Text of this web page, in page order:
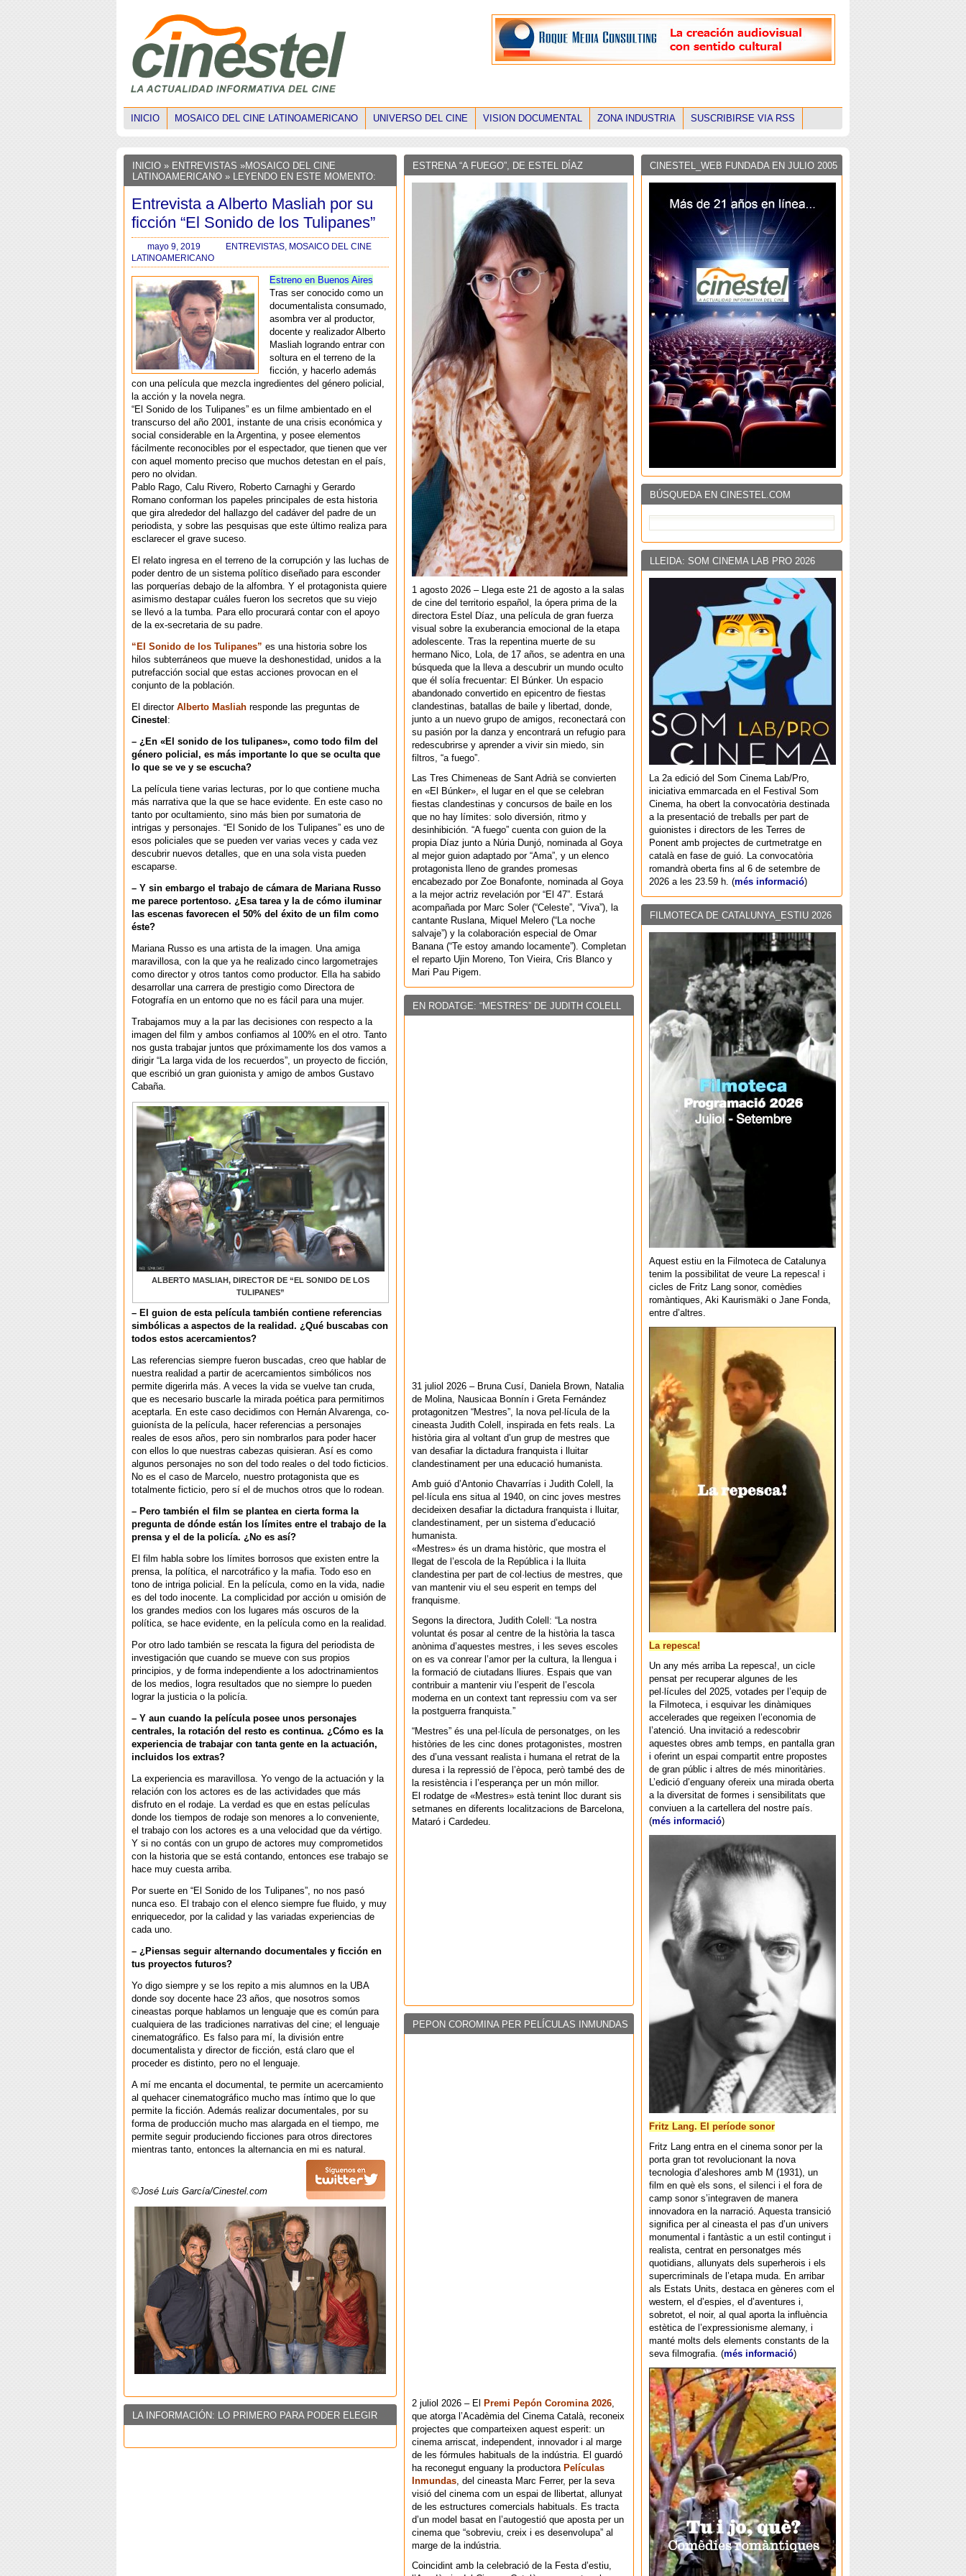
INICIO MOSAICO DEL CINE LATINOAMERICANO UNIVERSO DEL CINE VISION DOCUMENTAL ZONA INDUSTRIA SUSCRIBIRSE VIA RSS
INICIO » ENTREVISTAS »MOSAICO DEL CINE
LATINOAMERICANO » LEYENDO EN ESTE MOMENTO:
Entrevista a Alberto Masliah por su
ficción “El Sonido de los Tulipanes”
mayo 9, 2019 ENTREVISTAS MOSAICO DEL CINE
LATINOAMERICANO
Estreno en Buenos Aires
Tras ser conocido como un
documentalista consumado,
asombra ver al productor,
docente y realizador Alberto
Masliah logrando entrar con
soltura en el terreno de la
ficción, y hacerlo además
con una película que mezcla ingredientes del género policial,
la acción y la novela negra.
“El Sonido de los Tulipanes” es un filme ambientado en el
transcurso del año 2001, instante de una crisis económica y
social considerable en la Argentina, y posee elementos
fácilmente reconocibles por el espectador, que tienen que ver
con aquel momento preciso que muchos detestan en el país,
pero no olvidan.
Pablo Rago, Calu Rivero, Roberto Carnaghi y Gerardo
Romano conforman los papeles principales de esta historia
que gira alrededor del hallazgo del cadáver del padre de un
periodista, y sobre las pesquisas que este último realiza para
esclarecer el grave suceso.
El relato ingresa en el terreno de la corrupción y las luchas de
poder dentro de un sistema político diseñado para esconder
las porquerías debajo de la alfombra. Y el protagonista quiere
asimismo destapar cuáles fueron los secretos que su viejo
se llevó a la tumba. Para ello procurará contar con el apoyo
de la ex-secretaria de su padre.
“El Sonido de los Tulipanes” es una historia sobre los
hilos subterráneos que mueve la deshonestidad, unidos a la
putrefacción social que estas acciones provocan en el
conjunto de la población.
El director Alberto Masliah responde las preguntas de
Cinestel :
– ¿En «El sonido de los tulipanes», como todo film del
género policial, es más importante lo que se oculta que
lo que se ve y se escucha?
La película tiene varias lecturas, por lo que contiene mucha
más narrativa que la que se hace evidente. En este caso no
tanto por ocultamiento, sino más bien por sumatoria de
intrigas y personajes. “El Sonido de los Tulipanes” es uno de
esos policiales que se pueden ver varias veces y cada vez
descubrir nuevos detalles, que en una sola vista pueden
escaparse.
– Y sin embargo el trabajo de cámara de Mariana Russo
me parece portentoso. ¿Esa tarea y la de cómo iluminar
las escenas favorecen el 50% del éxito de un film como
éste?
Mariana Russo es una artista de la imagen. Una amiga
maravillosa, con la que ya he realizado cinco largometrajes
como director y otros tantos como productor. Ella ha sabido
desarrollar una carrera de prestigio como Directora de
Fotografía en un entorno que no es fácil para una mujer.
Trabajamos muy a la par las decisiones con respecto a la
imagen del film y ambos confiamos al 100% en el otro. Tanto
nos gusta trabajar juntos que próximamente los dos vamos a
dirigir “La larga vida de los recuerdos”, un proyecto de ficción,
que escribió un gran guionista y amigo de ambos Gustavo
Cabaña.
ALBERTO MASLIAH, DIRECTOR DE “EL SONIDO DE LOS
TULIPANES”
– El guion de esta película también contiene referencias
simbólicas a aspectos de la realidad. ¿Qué buscabas con
todos estos acercamientos?
Las referencias siempre fueron buscadas, creo que hablar de
nuestra realidad a partir de acercamientos simbólicos nos
permite digerirla más. A veces la vida se vuelve tan cruda,
que es necesario buscarle la mirada poética para permitirnos
aceptarla. En este caso decidimos con Hernán Alvarenga, co-
guionísta de la película, hacer referencias a personajes
reales de esos años, pero sin nombrarlos para poder hacer
con ellos lo que nuestras cabezas quisieran. Así es como
algunos personajes no son del todo reales o del todo ficticios.
No es el caso de Marcelo, nuestro protagonista que es
totalmente ficticio, pero sí el de muchos otros que lo rodean.
– Pero también el film se plantea en cierta forma la
pregunta de dónde están los límites entre el trabajo de la
prensa y el de la policía. ¿No es así?
El film habla sobre los límites borrosos que existen entre la
prensa, la política, el narcotráfico y la mafia. Todo eso en
tono de intriga policial. En la película, como en la vida, nadie
es del todo inocente. La complicidad por acción u omisión de
los grandes medios con los lugares más oscuros de la
política, se hace evidente, en la película como en la realidad.
Por otro lado también se rescata la figura del periodista de
investigación que cuando se mueve con sus propios
principios, y de forma independiente a los adoctrinamientos
de los medios, logra resultados que no siempre lo pueden
lograr la justicia o la policía.
– Y aun cuando la película posee unos personajes
centrales, la rotación del resto es continua. ¿Cómo es la
experiencia de trabajar con tanta gente en la actuación,
incluidos los extras?
La experiencia es maravillosa. Yo vengo de la actuación y la
relación con los actores es de las actividades que más
disfruto en el rodaje. La verdad es que en estas películas
donde los tiempos de rodaje son menores a lo conveniente,
el trabajo con los actores es a una velocidad que da vértigo.
Y si no contás con un grupo de actores muy comprometidos
con la historia que se está contando, entonces ese trabajo se
hace muy cuesta arriba.
Por suerte en “El Sonido de los Tulipanes”, no nos pasó
nunca eso. El trabajo con el elenco siempre fue fluido, y muy
enriquecedor, por la calidad y las variadas experiencias de
cada uno.
– ¿Piensas seguir alternando documentales y ficción en
tus proyectos futuros?
Yo digo siempre y se los repito a mis alumnos en la UBA
donde soy docente hace 23 años, que nosotros somos
cineastas porque hablamos un lenguaje que es común para
cualquiera de las tradiciones narrativas del cine; el lenguaje
cinematográfico. Es falso para mí, la división entre
documentalista y director de ficción, está claro que el
proceder es distinto, pero no el lenguaje.
A mí me encanta el documental, te permite un acercamiento
al quehacer cinematográfico mucho mas íntimo que lo que
permite la ficción. Además realizar documentales, por su
forma de producción mucho mas alargada en el tiempo, me
permite seguir produciendo ficciones para otros directores
mientras tanto, entonces la alternancia en mi es natural.
©José Luis García/Cinestel.com
LA INFORMACIÓN: LO PRIMERO PARA PODER ELEGIR
CINESTEL_WEB FUNDADA EN JULIO 2005
BÚSQUEDA EN CINESTEL.COM
LLEIDA: SOM CINEMA LAB PRO 2026
La 2a edició del Som Cinema Lab/Pro,
iniciativa emmarcada en el Festival Som
Cinema, ha obert la convocatòria destinada
a la presentació de treballs per part de
guionistes i directors de les Terres de
Ponent amb projectes de curtmetratge en
català en fase de guió. La convocatòria
romandrà oberta fins al 6 de setembre de
2026 a les 23.59 h. (més informació)
FILMOTECA DE CATALUNYA_ESTIU 2026
Aquest estiu en la Filmoteca de Catalunya
tenim la possibilitat de veure La repesca! i
cicles de Fritz Lang sonor, comèdies
romàntiques, Aki Kaurismäki o Jane Fonda,
entre d’altres.
La repesca!
Un any més arriba La repesca!, un cicle
pensat per recuperar algunes de les
pel·lícules del 2025, votades per l’equip de
la Filmoteca, i esquivar les dinàmiques
accelerades que regeixen l’economia de
l’atenció. Una invitació a redescobrir
aquestes obres amb temps, en pantalla gran
i oferint un espai compartit entre propostes
de gran públic i altres de més minoritàries.
L’edició d’enguany ofereix una mirada oberta
a la diversitat de formes i sensibilitats que
conviuen a la cartellera del nostre país.
(més informació)
Fritz Lang. El període sonor
Fritz Lang entra en el cinema sonor per la
porta gran tot revolucionant la nova
tecnologia d’aleshores amb M (1931), un
film en què els sons, el silenci i el fora de
camp sonor s’integraven de manera
innovadora en la narració. Aquesta transició
significa per al cineasta el pas d’un univers
monumental i fantàstic a un estil contingut i
realista, centrat en personatges més
quotidians, allunyats dels superherois i els
supercriminals de l’etapa muda. En arribar
als Estats Units, destaca en gèneres com el
western, el d’espies, el d’aventures i,
sobretot, el noir, al qual aporta la influència
estètica de l’expressionisme alemany, i
manté molts dels elements constants de la
seva filmografia. (més informació)
ESTRENA “A FUEGO”, DE ESTEL DÍAZ
1 agosto 2026 – Llega este 21 de agosto a la salas
de cine del territorio español, la ópera prima de la
directora Estel Díaz, una película de gran fuerza
visual sobre la exuberancia emocional de la etapa
adolescente. Tras la repentina muerte de su
hermano Nico, Lola, de 17 años, se adentra en una
búsqueda que la lleva a descubrir un mundo oculto
que él solía frecuentar: El Búnker. Un espacio
abandonado convertido en epicentro de fiestas
clandestinas, batallas de baile y libertad, donde,
junto a un nuevo grupo de amigos, reconectará con
su pasión por la danza y encontrará un refugio para
redescubrirse y aprender a vivir sin miedo, sin
filtros, “a fuego”.
Las Tres Chimeneas de Sant Adrià se convierten
en «El Búnker», el lugar en el que se celebran
fiestas clandestinas y concursos de baile en los
que no hay límites: solo diversión, ritmo y
desinhibición. “A fuego” cuenta con guion de la
propia Díaz junto a Núria Dunjó, nominada al Goya
al mejor guion adaptado por “Ama”, y un elenco
protagonista lleno de grandes promesas
encabezado por Zoe Bonafonte, nominada al Goya
a la mejor actriz revelación por “El 47”. Estará
acompañada por Marc Soler (“Celeste”, “Viva”), la
cantante Ruslana, Miquel Melero (“La noche
salvaje”) y la colaboración especial de Omar
Banana (“Te estoy amando locamente”). Completan
el reparto Ujin Moreno, Ton Vieira, Cris Blanco y
Mari Pau Pigem.
EN RODATGE: “MESTRES” DE JUDITH COLELL
31 juliol 2026 – Bruna Cusí, Daniela Brown, Natalia
de Molina, Nausicaa Bonnín i Greta Fernández
protagonitzen “Mestres”, la nova pel·lícula de la
cineasta Judith Colell, inspirada en fets reals. La
història gira al voltant d’un grup de mestres que
van desafiar la dictadura franquista i lluitar
clandestinament per una educació humanista.
Amb guió d’Antonio Chavarrías i Judith Colell, la
pel·lícula ens situa al 1940, on cinc joves mestres
decideixen desafiar la dictadura franquista i lluitar,
clandestinament, per un sistema d’educació
humanista.
«Mestres» és un drama històric, que mostra el
llegat de l’escola de la República i la lluita
clandestina per part de col·lectius de mestres, que
van mantenir viu el seu esperit en temps del
franquisme.
Segons la directora, Judith Colell: “La nostra
voluntat és posar al centre de la història la tasca
anònima d’aquestes mestres, i les seves escoles
on es va conrear l’amor per la cultura, la llengua i
la formació de ciutadans lliures. Espais que van
contribuir a mantenir viu l’esperit de l’escola
moderna en un context tant repressiu com va ser
la postguerra franquista.”
“Mestres” és una pel·lícula de personatges, on les
històries de les cinc dones protagonistes, mostren
des d’una vessant realista i humana el retrat de la
duresa i la repressió de l’època, però també des de
la resistència i l’esperança per un món millor.
El rodatge de «Mestres» està tenint lloc durant sis
setmanes en diferents localitzacions de Barcelona,
Mataró i Cardedeu.
PEPON COROMINA PER PELÍCULAS INMUNDAS
2 juliol 2026 – El Premi Pepón Coromina 2026,
que atorga l’Acadèmia del Cinema Català, reconeix
projectes que comparteixen aquest esperit: un
cinema arriscat, independent, innovador i al marge
de les fórmules habituals de la indústria. El guardó
ha reconegut enguany la productora Películas
Inmundas, del cineasta Marc Ferrer, per la seva
visió del cinema com un espai de llibertat, allunyat
de les estructures comercials habituals. Es tracta
d’un model basat en l’autogestió que aposta per un
cinema que “sobreviu, creix i es desenvolupa” al
marge de la indústria.
Coincidint amb la celebració de la Festa d’estiu,